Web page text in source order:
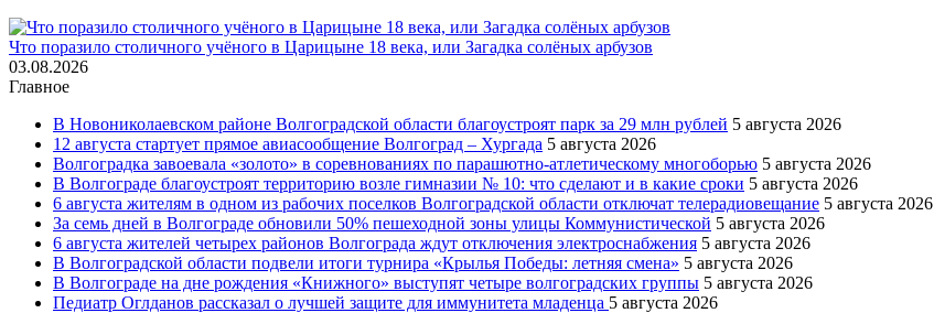
Что поразило столичного учёного в Царицыне 18 века, или Загадка солёных арбузов
03.08.2026
Главное
В Новониколаевском районе Волгоградской области благоустроят парк за 29 млн рублей 5 августа 2026
12 августа стартует прямое авиасообщение Волгоград – Хургада 5 августа 2026
Волгоградка завоевала «золото» в соревнованиях по парашютно-атлетическому многоборью 5 августа 2026
В Волгограде благоустроят территорию возле гимназии № 10: что сделают и в какие сроки 5 августа 2026
6 августа жителям в одном из рабочих поселков Волгоградской области отключат телерадиовещание 5 августа 2026
За семь дней в Волгограде обновили 50% пешеходной зоны улицы Коммунистической 5 августа 2026
6 августа жителей четырех районов Волгограда ждут отключения электроснабжения 5 августа 2026
В Волгоградской области подвели итоги турнира «Крылья Победы: летняя смена» 5 августа 2026
В Волгограде на дне рождения «Книжного» выступят четыре волгоградских группы 5 августа 2026
Педиатр Оглданов рассказал о лучшей защите для иммунитета младенца 5 августа 2026